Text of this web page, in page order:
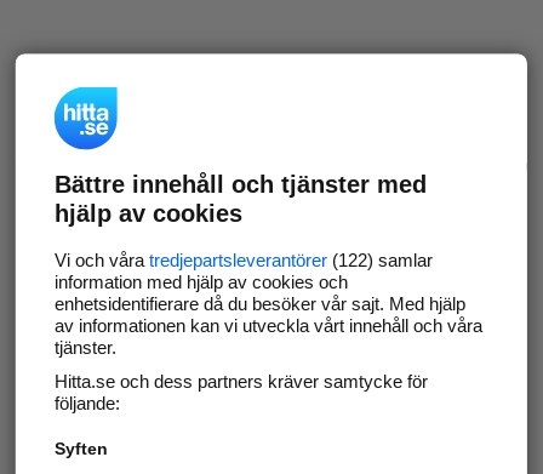
Bättre innehåll och tjänster med
hjälp av cookies
Vi och våra tredjepartsleverantörer(122) samlar
information med hjälp av cookies och
enhetsidentifierare då du besöker vår sajt. Med hjälp
av informationen kan vi utveckla vårt innehåll och våra
tjänster.
Hitta.se och dess partners kräver samtycke för
följande:
Syften